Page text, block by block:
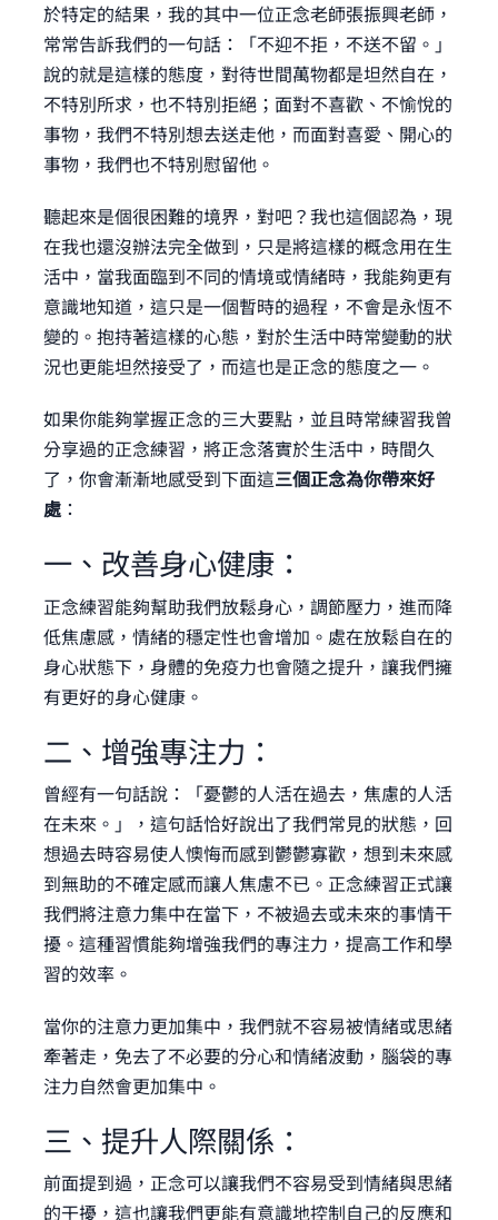
於特定的結果，我的其中一位正念老師張振興老師，
常常告訴我們的一句話：「不迎不拒，不送不留。」
說的就是這樣的態度，對待世間萬物都是坦然自在，
不特別所求，也不特別拒絕；面對不喜歡、不愉悅的
事物，我們不特別想去送走他，而面對喜愛、開心的
事物，我們也不特別慰留他。
聽起來是個很困難的境界，對吧？我也這個認為，現
在我也還沒辦法完全做到，只是將這樣的概念用在生
活中，當我面臨到不同的情境或情緒時，我能夠更有
意識地知道，這只是一個暫時的過程，不會是永恆不
變的。抱持著這樣的心態，對於生活中時常變動的狀
況也更能坦然接受了，而這也是正念的態度之一。
如果你能夠掌握正念的三大要點，並且時常練習我曾
分享過的正念練習，將正念落實於生活中，時間久
了，你會漸漸地感受到下面這三個正念為你帶來好
處：
一、改善身心健康：
正念練習能夠幫助我們放鬆身心，調節壓力，進而降
低焦慮感，情緒的穩定性也會增加。處在放鬆自在的
身心狀態下，身體的免疫力也會隨之提升，讓我們擁
有更好的身心健康。
二、增強專注力：
曾經有一句話說：「憂鬱的人活在過去，焦慮的人活
在未來。」，這句話恰好說出了我們常見的狀態，回
想過去時容易使人懊悔而感到鬱鬱寡歡，想到未來感
到無助的不確定感而讓人焦慮不已。正念練習正式讓
我們將注意力集中在當下，不被過去或未來的事情干
擾。這種習慣能夠增強我們的專注力，提高工作和學
習的效率。
當你的注意力更加集中，我們就不容易被情緒或思緒
牽著走，免去了不必要的分心和情緒波動，腦袋的專
注力自然會更加集中。
三、提升人際關係：
前面提到過，正念可以讓我們不容易受到情緒與思緒
的干擾，這也讓我們更能有意識地控制自己的反應和